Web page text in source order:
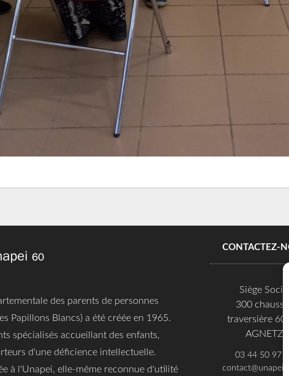
des parents de personnes
Papillons Blancs) a été créée en 1965.
spécialisés accueillant des enfants,
d'une déficience intellectuelle.
à l'Unapei, elle-même reconnue d'utilité
CONTACTEZ-
Siège Social
300 chaussée
traversière
AGNETZ
03 44 50 97